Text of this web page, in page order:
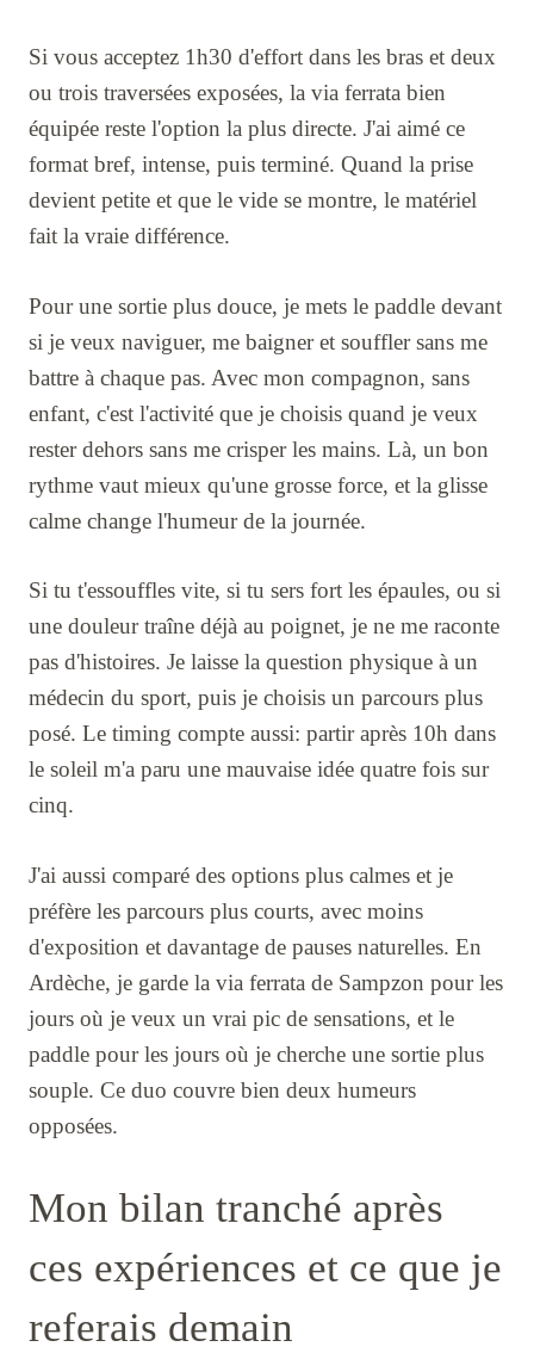
Si vous acceptez 1h30 d'effort dans les bras et deux
ou trois traversées exposées, la via ferrata bien
équipée reste l'option la plus directe. J'ai aimé ce
format bref, intense, puis terminé. Quand la prise
devient petite et que le vide se montre, le matériel
fait la vraie différence.
Pour une sortie plus douce, je mets le paddle devant
si je veux naviguer, me baigner et souffler sans me
battre à chaque pas. Avec mon compagnon, sans
enfant, c'est l'activité que je choisis quand je veux
rester dehors sans me crisper les mains. Là, un bon
rythme vaut mieux qu'une grosse force, et la glisse
calme change l'humeur de la journée.
Si tu t'essouffles vite, si tu sers fort les épaules, ou si
une douleur traîne déjà au poignet, je ne me raconte
pas d'histoires. Je laisse la question physique à un
médecin du sport, puis je choisis un parcours plus
posé. Le timing compte aussi: partir après 10h dans
le soleil m'a paru une mauvaise idée quatre fois sur
cinq.
J'ai aussi comparé des options plus calmes et je
préfère les parcours plus courts, avec moins
d'exposition et davantage de pauses naturelles. En
Ardèche, je garde la via ferrata de Sampzon pour les
jours où je veux un vrai pic de sensations, et le
paddle pour les jours où je cherche une sortie plus
souple. Ce duo couvre bien deux humeurs
opposées.
Mon bilan tranché après
ces expériences et ce que je
referais demain